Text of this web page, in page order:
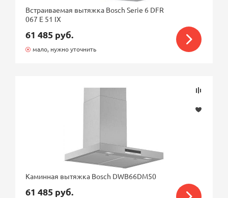
Встраиваемая вытяжка Bosch Serie 6 DFR
067 E 51 IX
61 485 руб.
мало, нужно уточнить
Каминная вытяжка Bosch DWB66DM50
61 485 руб.